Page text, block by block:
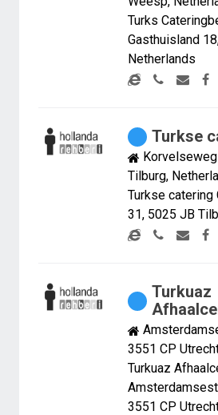
Turks
Gasthuisland
Netherlands
Turkse
Tilburg,
Turkse catering
31, 5025 JB
Turkuaz
3551 CP
Turkuaz
3551 CP